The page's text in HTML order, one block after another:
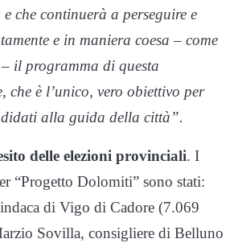
che continuerà a perseguire e
e in maniera coesa – come
il programma di questa
che è l’unico, vero obiettivo per
alla guida della città”.
delle elezioni provinciali. I
“Progetto Dolomiti” sono stati:
di Vigo di Cadore (7.069
Sovilla, consigliere di Belluno